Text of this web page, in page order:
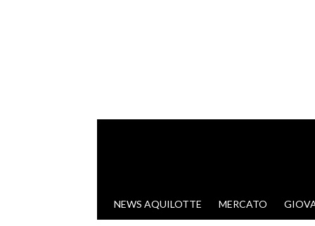
VAI AL CONTENUTO
NEWS AQUILOTTE MERCATO